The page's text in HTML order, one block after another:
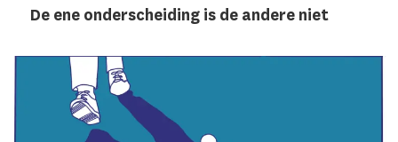
De ene onderscheiding is de andere niet